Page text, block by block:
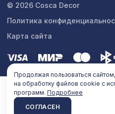
© 2026 Cosca Decor
Политика
Карта сайта
Продолжая пользоваться
на обработку файлов cookie с
программ. Подробнее
СОГЛАСЕН